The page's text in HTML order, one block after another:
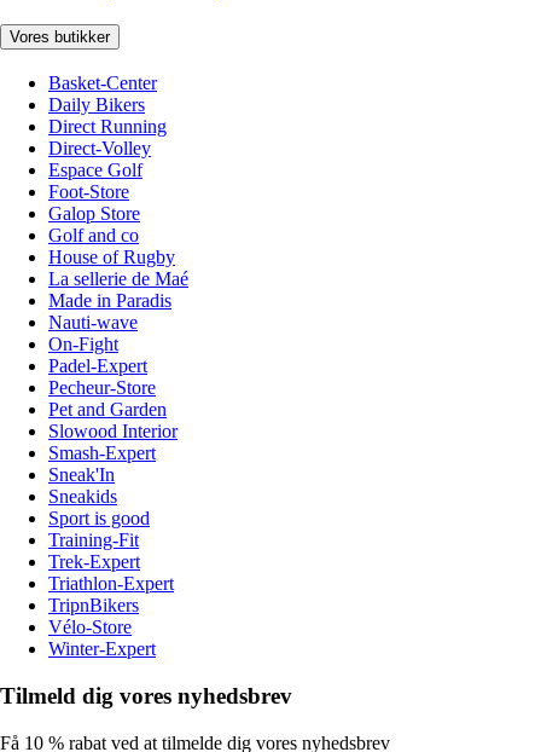
Vores butikker
Basket-Center
Daily Bikers
Direct Running
Direct-Volley
Espace Golf
Foot-Store
Galop Store
Golf and co
House of Rugby
La sellerie de Maé
Made in Paradis
Nauti-wave
On-Fight
Padel-Expert
Pecheur-Store
Pet and Garden
Slowood Interior
Smash-Expert
Sneak'In
Sneakids
Sport is good
Training-Fit
Trek-Expert
Triathlon-Expert
TripnBikers
Vélo-Store
Winter-Expert
Tilmeld dig vores nyhedsbrev
Få 10 % rabat ved at tilmelde dig vores nyhedsbrev